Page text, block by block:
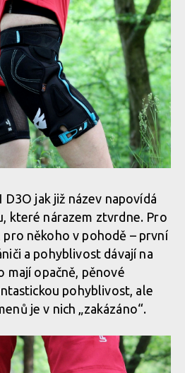
D3O jak již název napovídá
které nárazem ztvrdne. Pro
někoho v pohodě – první
a pohyblivost dávají na
mají opačně, pěnové
pohyblivost, ale
je v nich „zakázáno“.